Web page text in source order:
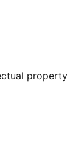
property